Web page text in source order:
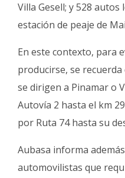
Villa Gesell; y 528
estación de peaje de
En este contexto, para
producirse, se
se dirigen a Pinamar o
Autovía 2 hasta el km
por Ruta 74 hasta su
Aubasa informa
automovilistas que